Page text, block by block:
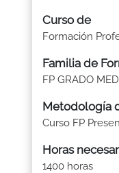
Curso de
Formación
Familia de
FP GRADO
Metodología
Curso FP
Horas
1400 horas